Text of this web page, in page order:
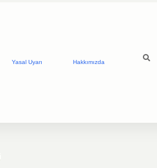
Yasal Uyarı Hakkımızda